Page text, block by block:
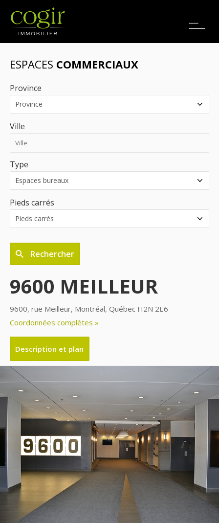
Emplois
ESPACES COMMERCIAUX
Province
Ville
Type
Pieds carrés
Rechercher
9600 MEILLEUR
9600, rue Meilleur, Montréal, Québec H2N 2E6
Coordonnées complètes »
Description et plan